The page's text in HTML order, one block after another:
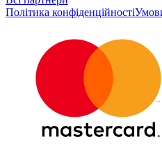
Політика конфіденційності